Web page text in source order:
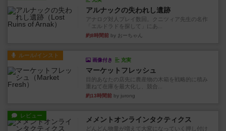
アルナックの失われし遺跡
アナログ対人プレイ数回。クニツィア先生の名作
「エルドラドを探して」にあ...
約8時間前 by おーちゃん
ルール/インスト
画像付き 充実
マーケットフレッシュ
目的あなたの店先に農産物の木箱を戦略的に積み
重ねて在庫を最大化し、競合...
約13時間前 by jurong
レビュー メメントオンラインタクティクス
どんどん物量が増えて大変になっていく押し付け